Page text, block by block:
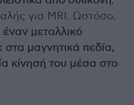
για MRI. Ωστόσο,
έναν μεταλλικό
μαγνητικά πεδία,
κίνησή του μέσα στο